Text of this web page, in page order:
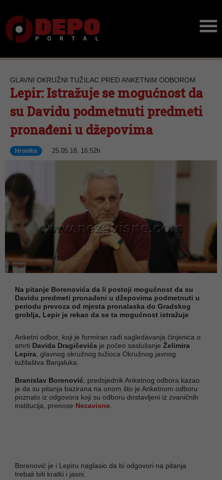
GLAVNI OKRUŽNI TUŽILAC PRED ANKETNIM ODBOROM
Lepir: Istražuje se mogućnost da
su Davidu podmetnuti predmeti
pronađeni u džepovima
Hronika 25.05.18, 16:52h
Na pitanje Borenovića da li postoji mogućnost da su
Davidu predmeti pronađeni u džepovima podmetnuti u
periodu prevoza od mjesta pronalaska do Gradskog
groblja, Lepir je rekao da se ta mogućnost istražuje
Anketni odbor, koji je formiran radi sagledavanja činjenica o
smrti Davida Dragičevića je počeo saslušanje Želimira
Lepira , glavnog okružnog tužioca Okružnog javnog
tužilaštva Banjaluka.
Branislav Borenović , predsjednik Anketnog odbora kazao
je da su pitanja bazirana na onom što je Anketnom odboru
poznato iz odgovora koji su odboru dostavljeni iz zvaničnih
institucija, prenose Nezavisne
Borenović je i Lepiru naglasio da bi odgovori na pitanja
trebali biti kratki i jasni.